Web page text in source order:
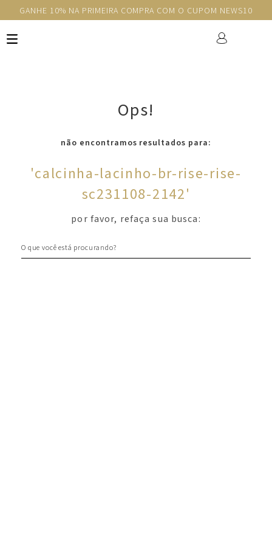
GANHE 10% NA PRIMEIRA COMPRA COM O CUPOM NEWS10
Ops!
não encontramos resultados para:
'calcinha-lacinho-br-rise-rise-
sc231108-2142'
por favor, refaça sua busca: